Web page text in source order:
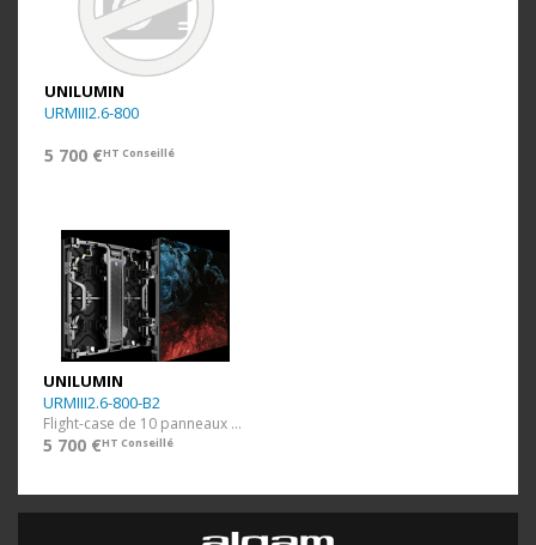
UNILUMIN
URMIII2.6-800
5 700 €HT Conseillé
UNILUMIN
URMIII2.6-800-B2
Flight-case de 10 panneaux de 50x50 URM3 2.6
5 700 €HT Conseillé